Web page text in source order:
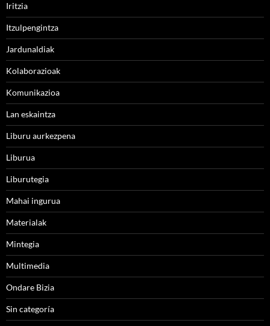
Iritzia
Itzulpengintza
Jardunaldiak
Kolaborazioak
Komunikazioa
Lan eskaintza
Liburu aurkezpena
Liburua
Liburutegia
Mahai ingurua
Materialak
Mintegia
Multimedia
Ondare Bizia
Sin categoría